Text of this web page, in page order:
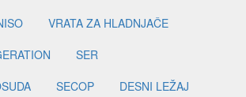
VRATA ZA HLADNJAČE
SER
SECOP
DESNI LEŽAJ